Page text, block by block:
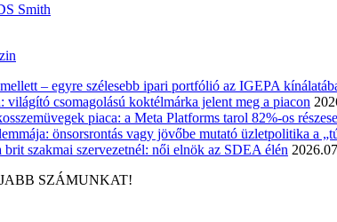
Smith
– egyre szélesebb ipari portfólió az IGEPA
világító csomagolású koktélmárka jelent meg a piacon
piaca: a Meta Platforms tarol 82%-os
önsorsrontás vagy jövőbe mutató üzletpolitika a
brit szakmai szervezetnél: női elnök az SDEA élén
SZÁMUNKAT!